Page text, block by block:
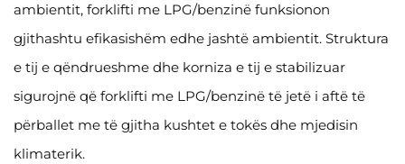
ambientit, forklifti me LPG/benzinë funksionon
gjithashtu efikasishëm edhe jashtë ambientit. Struktura
e tij e qëndrueshme dhe korniza e tij e stabilizuar
sigurojnë që forklifti me LPG/benzinë të jetë i aftë të
përballet me të gjitha kushtet e tokës dhe mjedisin
klimaterik.